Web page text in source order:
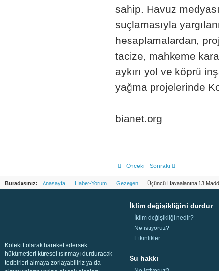
sahip. Havuz
suçlamasıyla
hesaplamalardan,
tacize, mahkeme
aykırı yol ve köprü
yağma projelerinde
bianet.org
Önceki Sonraki
Buradasınız: Anasayfa Haber-Yorum Gezegen Üçüncü Havaalanına 13
Kolektif olarak hareket edersek
hükümetleri küresel ısınmayı durduracak
tedbirleri almaya zorlayabiliriz ya da
İklim değişikliğini durdur
İklim değişikliği nedir?
Ne istiyoruz?
Etkinlikler
Su hakkı